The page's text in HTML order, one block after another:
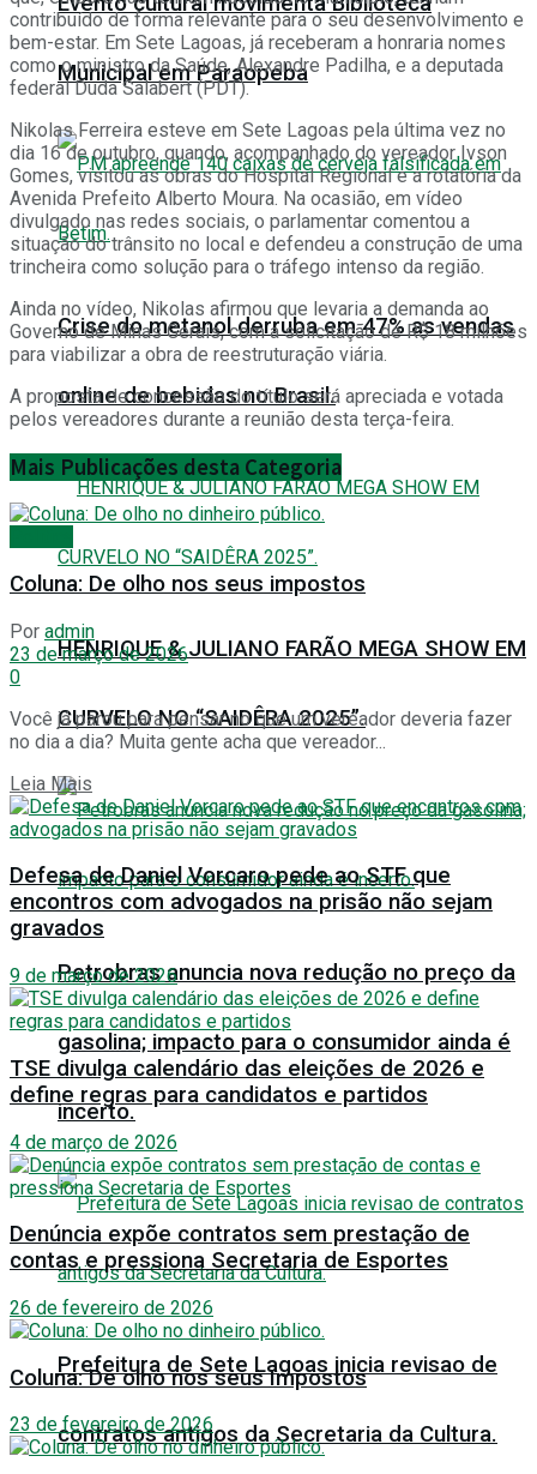
Municipal em Paraopeba
Crise do metanol derruba em 47% as vendas
online de bebidas no Brasil.
HENRIQUE & JULIANO FARÃO MEGA SHOW EM
CURVELO NO “SAIDÊRA 2025”.
Petrobras anuncia nova redução no preço da
gasolina; impacto para o consumidor ainda é
incerto.
Prefeitura de Sete Lagoas inicia revisao de
contratos antigos da Secretaria da Cultura.
contribuído de forma relevante para o seu desenvolvimento e
bem-estar. Em Sete Lagoas, já receberam a honraria nomes
como o ministro da Saúde, Alexandre Padilha, e a deputada
federal Duda Salabert (PDT).
Nikolas Ferreira esteve em Sete Lagoas pela última vez no
dia 16 de outubro, quando, acompanhado do vereador Ivson
Gomes, visitou as obras do Hospital Regional e a rotatória da
Avenida Prefeito Alberto Moura. Na ocasião, em vídeo
divulgado nas redes sociais, o parlamentar comentou a
situação do trânsito no local e defendeu a construção de uma
trincheira como solução para o tráfego intenso da região.
Ainda no vídeo, Nikolas afirmou que levaria a demanda ao
Governo de Minas Gerais, com a solicitação de R$ 18 milhões
para viabilizar a obra de reestruturação viária.
A proposta de concessão do título será apreciada e votada
pelos vereadores durante a reunião desta terça-feira.
Mais Publicações desta Categoria
Coluna: De olho nos seus impostos
Por admin
23 de março de 2026
0
Você já parou para pensar no que um vereador deveria fazer
no dia a dia? Muita gente acha que vereador...
Leia Mais
Defesa de Daniel Vorcaro pede ao STF que
encontros com advogados na prisão não sejam
gravados
9 de março de 2026
TSE divulga calendário das eleições de 2026 e
define regras para candidatos e partidos
4 de março de 2026
Denúncia expõe contratos sem prestação de
contas e pressiona Secretaria de Esportes
26 de fevereiro de 2026
Coluna: De olho nos seus Impostos
23 de fevereiro de 2026